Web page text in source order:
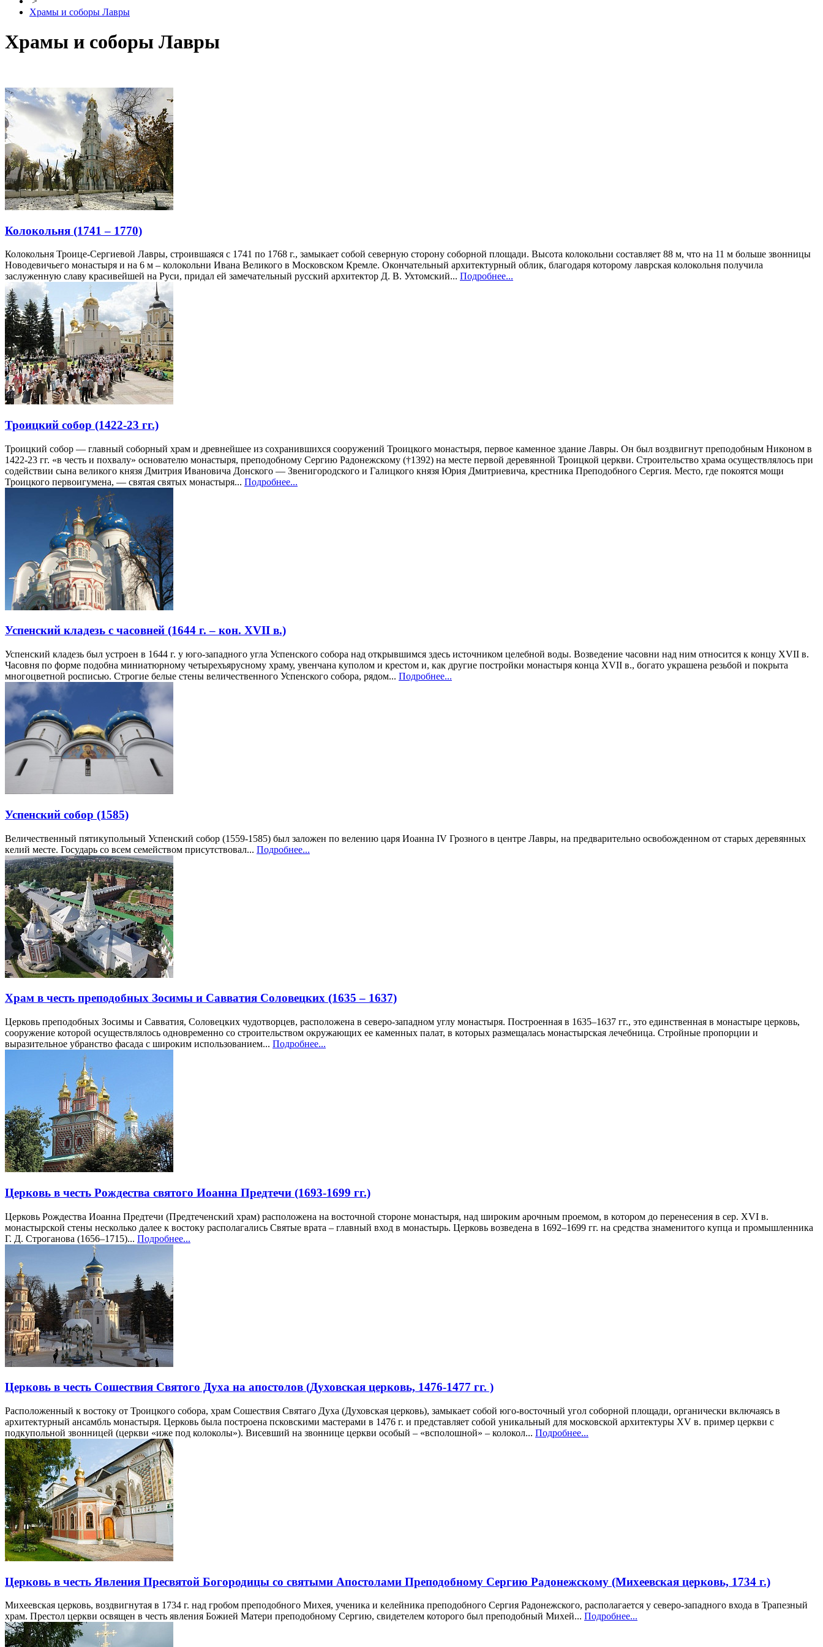
Храмы и соборы Лавры
Храмы и соборы Лавры
Колокольня (1741 – 1770)
Колокольня Троице-Сергиевой Лавры, строившаяся с 1741 по 1768 г., замыкает собой северную сторону соборной площади. Высота колокольни составляет 88 м, что на 11 м больше звонницы
Новодевичьего монастыря и на 6 м – колокольни Ивана Великого в Московском Кремле. Окончательный архитектурный облик, благодаря которому лаврская колокольня получила
заслуженную славу красивейшей на Руси, придал ей замечательный русский архитектор Д. В. Ухтомский... Подробнее...
Троицкий собор (1422-23 гг.)
Троицкий собор — главный соборный храм и древнейшее из сохранившихся сооружений Троицкого монастыря, первое каменное здание Лавры. Он был воздвигнут преподобным Никоном в
1422-23 гг. «в честь и похвалу» основателю монастыря, преподобному Сергию Радонежскому (†1392) на месте первой деревянной Троицкой церкви. Строительство храма осуществлялось при
содействии сына великого князя Дмитрия Ивановича Донского — Звенигородского и Галицкого князя Юрия Дмитриевича, крестника Преподобного Сергия. Место, где покоятся мощи
Троицкого первоигумена, — святая святых монастыря... Подробнее...
Успенский кладезь с часовней (1644 г. – кон. XVII в.)
Успенский кладезь был устроен в 1644 г. у юго-западного угла Успенского собора над открывшимся здесь источником целебной воды. Возведение часовни над ним относится к концу XVII в.
Часовня по форме подобна миниатюрному четырехъярусному храму, увенчана куполом и крестом и, как другие постройки монастыря конца XVII в., богато украшена резьбой и покрыта
многоцветной росписью. Строгие белые стены величественного Успенского собора, рядом... Подробнее...
Успенский собор (1585)
Величественный пятикупольный Успенский собор (1559-1585) был заложен по велению царя Иоанна IV Грозного в центре Лавры, на предварительно освобожденном от старых деревянных
келий месте. Государь со всем семейством присутствовал... Подробнее...
Храм в честь преподобных Зосимы и Савватия Соловецких (1635 – 1637)
Церковь преподобных Зосимы и Савватия, Соловецких чудотворцев, расположена в северо-западном углу монастыря. Построенная в 1635–1637 гг., это единственная в монастыре церковь,
сооружение которой осуществлялось одновременно со строительством окружающих ее каменных палат, в которых размещалась монастырская лечебница. Стройные пропорции и
выразительное убранство фасада с широким использованием... Подробнее...
Церковь в честь Рождества святого Иоанна Предтечи (1693-1699 гг.)
Церковь Рождества Иоанна Предтечи (Предтеченский храм) расположена на восточной стороне монастыря, над широким арочным проемом, в котором до перенесения в сер. XVI в.
монастырской стены несколько далее к востоку располагались Святые врата – главный вход в монастырь. Церковь возведена в 1692–1699 гг. на средства знаменитого купца и промышленника
Г. Д. Строганова (1656–1715)... Подробнее...
Церковь в честь Сошествия Святого Духа на апостолов (Духовская церковь, 1476-1477 гг. )
Расположенный к востоку от Троицкого собора, храм Сошествия Святаго Духа (Духовская церковь), замыкает собой юго-восточный угол соборной площади, органически включаясь в
архитектурный ансамбль монастыря. Церковь была построена псковскими мастерами в 1476 г. и представляет собой уникальный для московской архитектуры XV в. пример церкви с
подкупольной звонницей (церкви «иже под колоколы»). Висевший на звоннице церкви особый – «всполошной» – колокол... Подробнее...
Церковь в честь Явления Пресвятой Богородицы со святыми Апостолами Преподобному Сергию Радонежскому (Михеевская церковь, 1734 г.)
Михеевская церковь, воздвигнутая в 1734 г. над гробом преподобного Михея, ученика и келейника преподобного Сергия Радонежского, располагается у северо-западного входа в Трапезный
храм. Престол церкви освящен в честь явления Божией Матери преподобному Сергию, свидетелем которого был преподобный Михей... Подробнее...